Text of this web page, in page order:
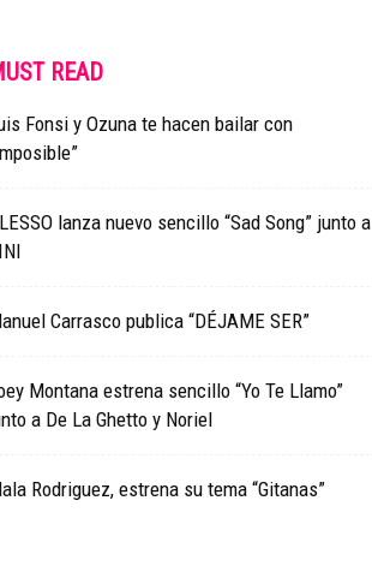
READ
Fonsi y Ozuna te hacen bailar con
lanza nuevo sencillo “Sad Song” junto a
Carrasco publica “DÉJAME SER”
Montana estrena sencillo “Yo Te Llamo”
a De La Ghetto y Noriel
Rodriguez, estrena su tema “Gitanas”